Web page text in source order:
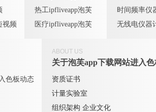
视频
热工ipfliveapp泡芙
医疗ipfliveapp泡芙
时间频率仪
无线电仪器
色板动态
ABOUT US
关于泡芙app下载网站进入色
资质证书
计量实验室
组织架构 企业文化